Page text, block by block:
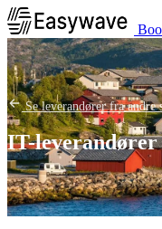
Se leverandører fra andre
IT-